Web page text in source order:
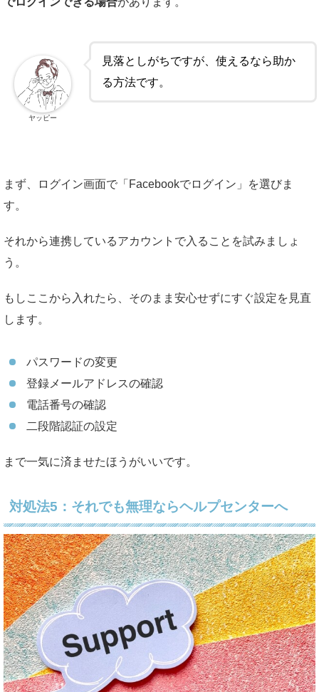
見落としがちですが、使えるなら助か
る方法です。
ヤッピー
まず、ログイン画面で「Facebookでログイン」を選びま
す。
それから連携しているアカウントで入ることを試みましょ
う。
もしここから入れたら、そのまま安心せずにすぐ設定を見直
します。
パスワードの変更
登録メールアドレスの確認
電話番号の確認
二段階認証の設定
まで一気に済ませたほうがいいです。
対処法5：それでも無理ならヘルプセンターへ